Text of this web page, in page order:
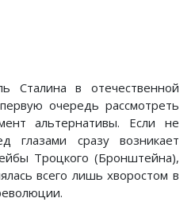
Сталина в отечественной
очередь рассмотреть
альтернативы. Если не
глазами сразу возникает
Троцкого (Бронштейна),
всего лишь хворостом в